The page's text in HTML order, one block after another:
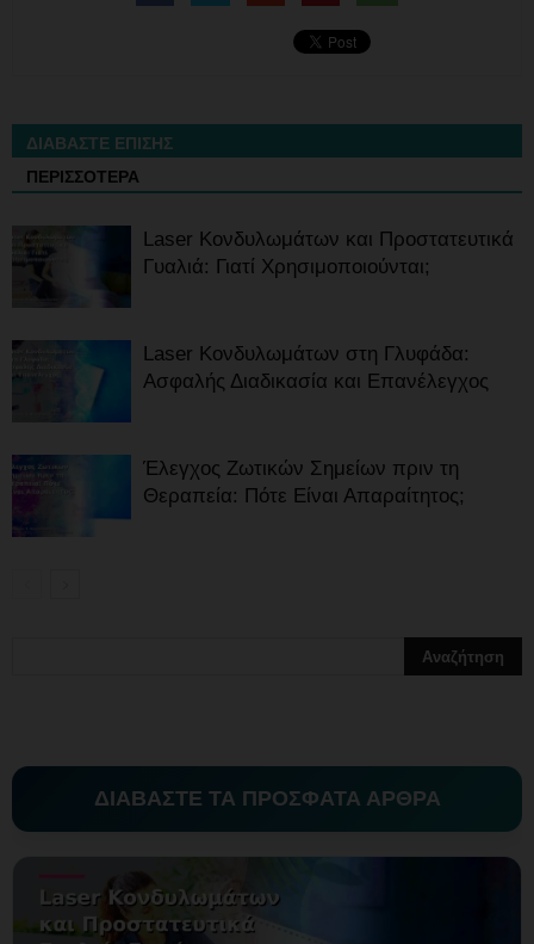
ΔΙΑΒΑΣΤΕ ΕΠΙΣΗΣ
ΠΕΡΙΣΣΟΤΕΡΑ
Laser Κονδυλωμάτων και Προστατευτικά
Γυαλιά: Γιατί Χρησιμοποιούνται;
Laser Κονδυλωμάτων στη Γλυφάδα:
Ασφαλής Διαδικασία και Επανέλεγχος
Έλεγχος Ζωτικών Σημείων πριν τη
Θεραπεία: Πότε Είναι Απαραίτητος;
ΔΙΑΒΑΣΤΕ ΤΑ ΠΡΟΣΦΑΤΑ ΑΡΘΡΑ